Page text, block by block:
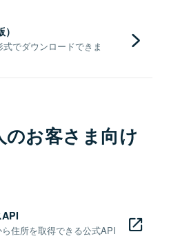
でダウンロードできま
のお客さま向け
住所を取得できる公式API